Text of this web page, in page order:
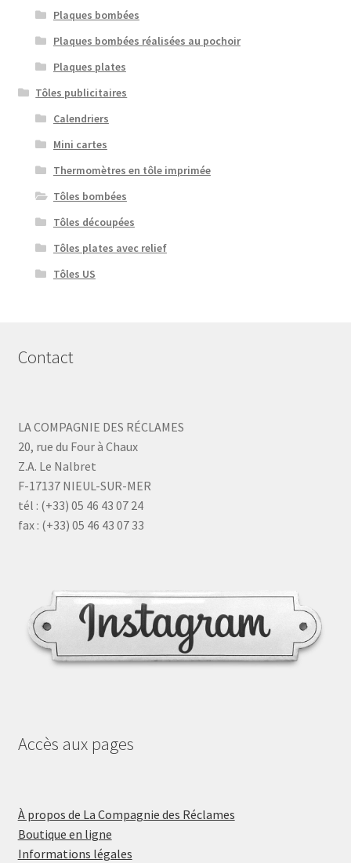
Plaques bombées
Plaques bombées réalisées au pochoir
Plaques plates
Tôles publicitaires
Calendriers
Mini cartes
Thermomètres en tôle imprimée
Tôles bombées
Tôles découpées
Tôles plates avec relief
Tôles US
Contact
LA COMPAGNIE DES RÉCLAMES
20, rue du Four à Chaux
Z.A. Le Nalbret
F-17137 NIEUL-SUR-MER
tél : (+33) 05 46 43 07 24
fax : (+33) 05 46 43 07 33
Accès aux pages
À propos de La Compagnie des Réclames
Boutique en ligne
Informations légales